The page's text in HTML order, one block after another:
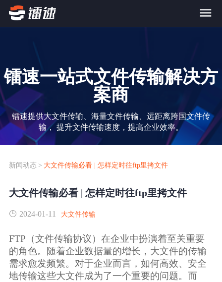
产品与服务
大文件传输系统
跨网文件交换系统
FTP替代升级
SDK传输应用集成
镭速FTP加速
解决方案
应用场景解决方案
跨国数据传输
数据同步
内外网文件交换
价格
案例
新闻动态
生态合作
关于镭速
镭速一站式文件传输解决方
案商
镭速提供大文件传输、海量文件传输、远距离跨国文件传
输， 提升文件传输速度，提高企业效率。
新闻动态 > 大文件传输必看 | 怎样定时往ftp里拷文件
大文件传输必看 | 怎样定时往ftp里拷文件
2024-01-11 大文件传输
FTP（文件传输协议）在企业中扮演着至关重要
的角色。随着企业数据量的增长，大文件的传输
需求愈发频繁。对于企业而言，如何高效、安全
地传输这些大文件成为了一个重要的问题。而